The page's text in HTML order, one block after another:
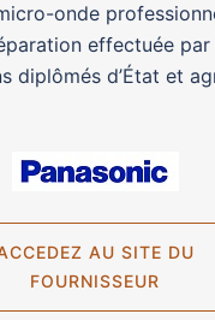
onde
effectuée par
diplômés d’État et
AU SITE DU
FOURNISSEUR